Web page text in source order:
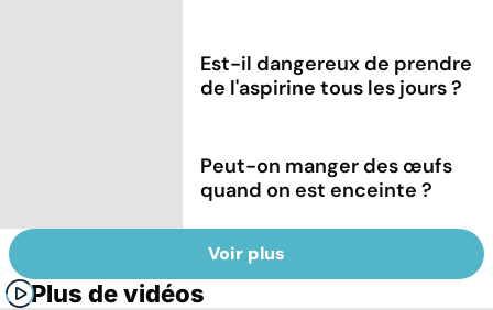
Est-il dangereux de prendre
de l'aspirine tous les jours ?
Peut-on manger des œufs
quand on est enceinte ?
Voir plus
Plus de vidéos